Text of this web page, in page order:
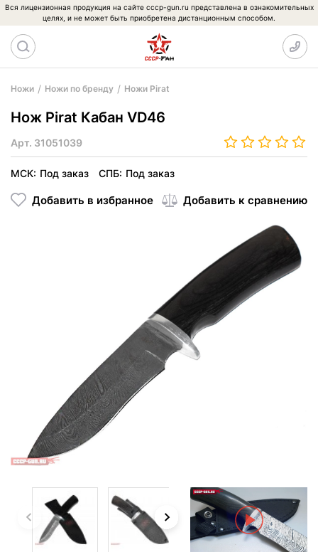
Вся лицензионная продукция на сайте cccp-gun.ru представлена в ознакомительных
целях, и не может быть приобретена дистанционным способом.
Ножи Ножи по бренду Ножи Pirat
Нож Pirat Кабан VD46
Арт. 31051039
МСК: Под заказ СПБ: Под заказ
Добавить в избранное Добавить к сравнению